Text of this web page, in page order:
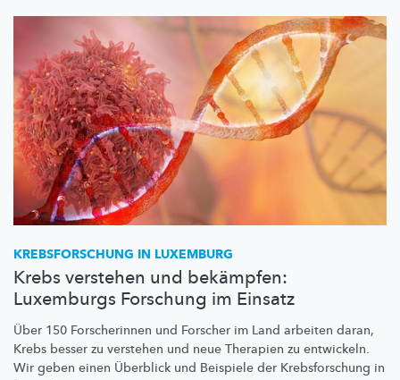
KREBSFORSCHUNG IN LUXEMBURG
Krebs verstehen und bekämpfen:
Luxemburgs Forschung im Einsatz
Über 150 Forscherinnen und Forscher im Land arbeiten daran,
Krebs besser zu verstehen und neue Therapien zu entwickeln.
Wir geben einen Überblick und Beispiele der Krebsforschung in